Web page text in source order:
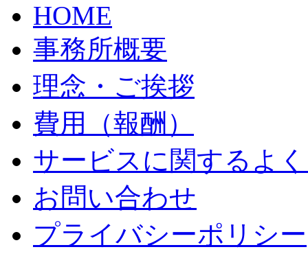
HOME
事務所概要
理念・ご挨拶
費用（報酬）
サービスに関するよ
お問い合わせ
プライバシーポリシー